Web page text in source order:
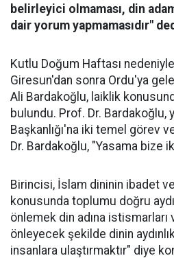
belirleyici olmaması, din
dair yorum yapmamasıdır"
Kutlu Doğum Haftası
Giresun'dan sonra Ordu'ya
Ali Bardakoğlu, laiklik
bulundu. Prof. Dr. Bardakoğlu,
Başkanlığı'na iki temel görev
Dr. Bardakoğlu, "Yasama bize
Birincisi, İslam dininin ibadet
konusunda toplumu doğru
önlemek din adına istismarları
önleyecek şekilde dinin
insanlara ulaştırmaktır" diye